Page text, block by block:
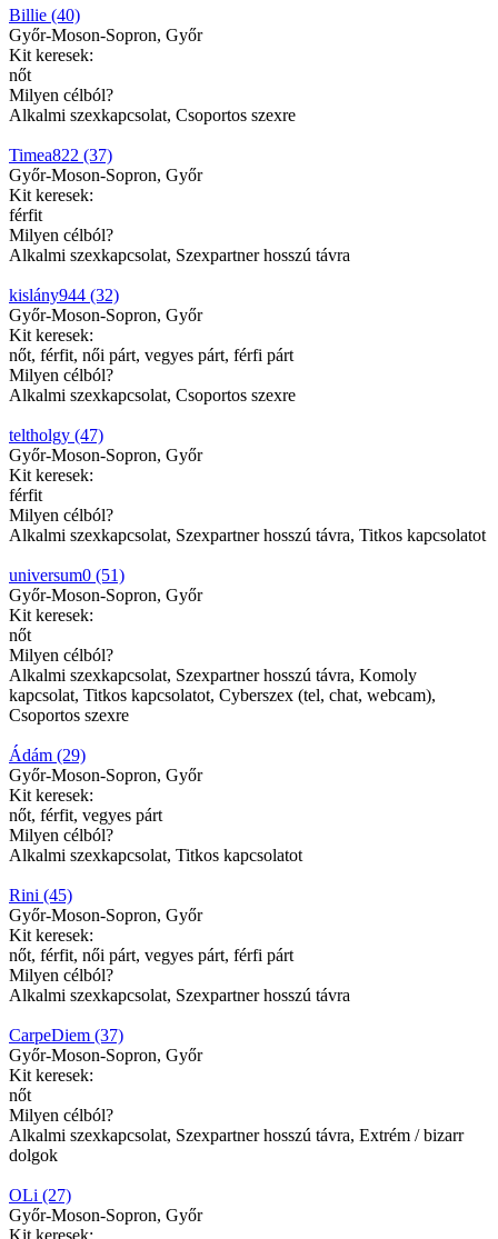
Billie (40)
Győr-Moson-Sopron, Győr
Kit keresek:
nőt
Milyen célból?
Alkalmi szexkapcsolat, Csoportos szexre
Timea822 (37)
Győr-Moson-Sopron, Győr
Kit keresek:
férfit
Milyen célból?
Alkalmi szexkapcsolat, Szexpartner hosszú távra
kislány944 (32)
Győr-Moson-Sopron, Győr
Kit keresek:
nőt, férfit, női párt, vegyes párt, férfi párt
Milyen célból?
Alkalmi szexkapcsolat, Csoportos szexre
teltholgy (47)
Győr-Moson-Sopron, Győr
Kit keresek:
férfit
Milyen célból?
Alkalmi szexkapcsolat, Szexpartner hosszú távra, Titkos kapcsolatot
universum0 (51)
Győr-Moson-Sopron, Győr
Kit keresek:
nőt
Milyen célból?
Alkalmi szexkapcsolat, Szexpartner hosszú távra, Komoly
kapcsolat, Titkos kapcsolatot, Cyberszex (tel, chat, webcam),
Csoportos szexre
Ádám (29)
Győr-Moson-Sopron, Győr
Kit keresek:
nőt, férfit, vegyes párt
Milyen célból?
Alkalmi szexkapcsolat, Titkos kapcsolatot
Rini (45)
Győr-Moson-Sopron, Győr
Kit keresek:
nőt, férfit, női párt, vegyes párt, férfi párt
Milyen célból?
Alkalmi szexkapcsolat, Szexpartner hosszú távra
CarpeDiem (37)
Győr-Moson-Sopron, Győr
Kit keresek:
nőt
Milyen célból?
Alkalmi szexkapcsolat, Szexpartner hosszú távra, Extrém / bizarr
dolgok
OLi (27)
Győr-Moson-Sopron, Győr
Kit keresek: